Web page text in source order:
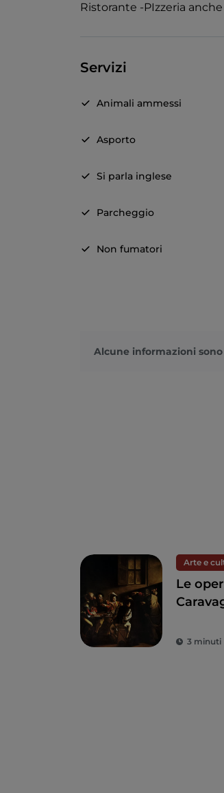
Ristorante -PIzzeria
Servizi
Animali ammessi
Asporto
Si parla inglese
Parcheggio
Non fumatori
Alcune informazioni
Arte e
Le
3 minuti